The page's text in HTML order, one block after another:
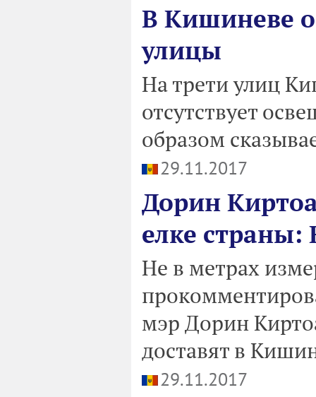
В Кишиневе
улицы
На трети улиц
отсутствует
образом
29.11.2017
Дорин
елке страны:
Не в метрах
мэр Дорин
доставят в
29.11.2017